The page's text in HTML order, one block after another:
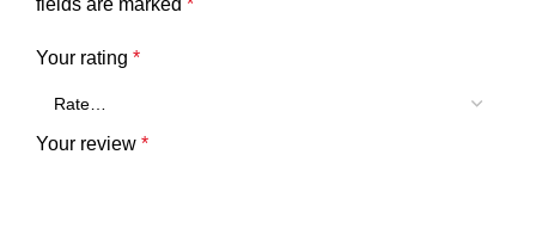
Your rating *
Your review *